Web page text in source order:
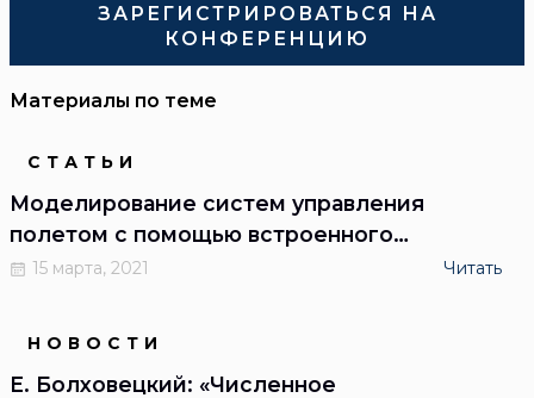
ЗАРЕГИСТРИРОВАТЬСЯ НА
КОНФЕРЕНЦИЮ
Материалы по теме
СТАТЬИ
Моделирование систем управления
полетом с помощью встроенного
программного обеспечения в контуре
15 марта, 2021 Читать
НОВОСТИ
Е. Болховецкий: «Численное